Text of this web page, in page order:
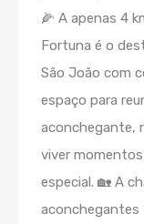
🌽 A apenas 4
Fortuna é o
São João com
espaço para
aconchegante,
viver
especial. 🏡 A
aconchegantes